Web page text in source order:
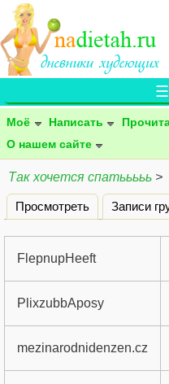
☰
Моё Написать
О нашем сайте
Так хочется спатььььь >
Главные вкладки
Просмотреть Записи
FlepnupHeeft
PlixzubbAposy
mezinarodnidenzen.cz